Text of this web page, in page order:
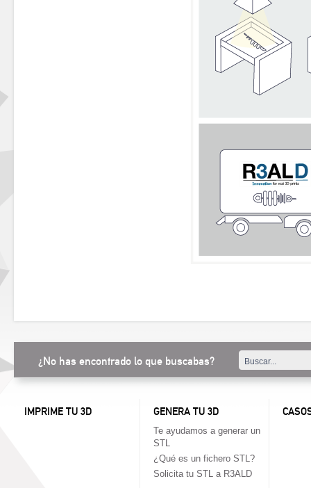
¿No has encontrado lo que buscabas?
IMPRIME TU 3D GENERA TU 3D
Te ayudamos a generar un
STL
¿Qué es un fichero STL?
Solicita tu STL a R3ALD